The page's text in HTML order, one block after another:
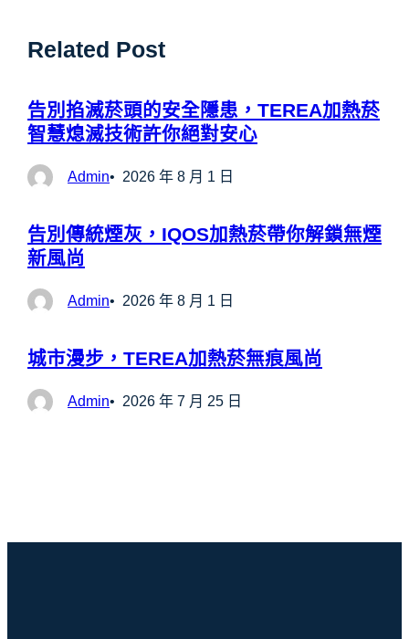
Related Post
告別掐滅菸頭的安全隱患，TEREA加熱菸
智慧熄滅技術許你絕對安心
Admin 2026 年 8 月 1 日
告別傳統煙灰，IQOS加熱菸帶你解鎖無煙
新風尚
Admin 2026 年 8 月 1 日
城市漫步，TEREA加熱菸無痕風尚
Admin 2026 年 7 月 25 日